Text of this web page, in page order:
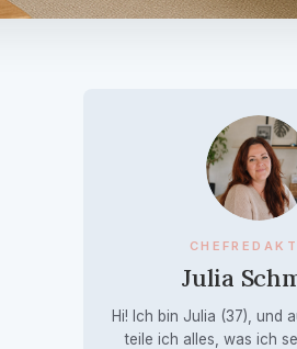
Julia
Hi! Ich bin Julia (37), und
teile ich alles, was ich